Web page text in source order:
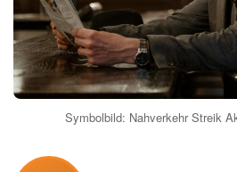
Symbolbild: Nahverkehr Streik